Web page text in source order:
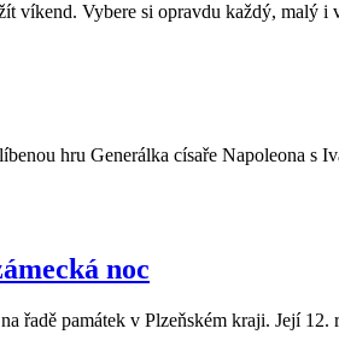
víkend. Vybere si opravdu každý, malý i
hru Generálka císaře Napoleona s
noc
řadě památek v Plzeňském kraji. Její